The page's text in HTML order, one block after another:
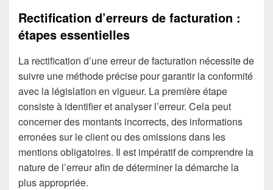
Rectification d’erreurs de facturation :
étapes essentielles
La rectification d’une erreur de facturation nécessite de
suivre une méthode précise pour garantir la conformité
avec la législation en vigueur. La première étape
consiste à identifier et analyser l’erreur. Cela peut
concerner des montants incorrects, des informations
erronées sur le client ou des omissions dans les
mentions obligatoires. Il est impératif de comprendre la
nature de l’erreur afin de déterminer la démarche la
plus appropriée.